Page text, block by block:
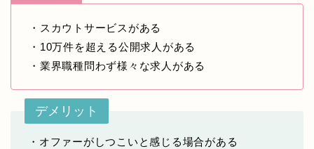
・スカウトサービスがある
・10万件を超える公開求人がある
・業界職種問わず様々な求人がある
デメリット
・オファーがしつこいと感じる場合がある